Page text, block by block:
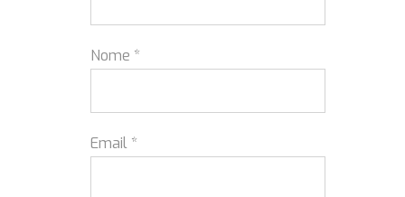
Nome *
Email *